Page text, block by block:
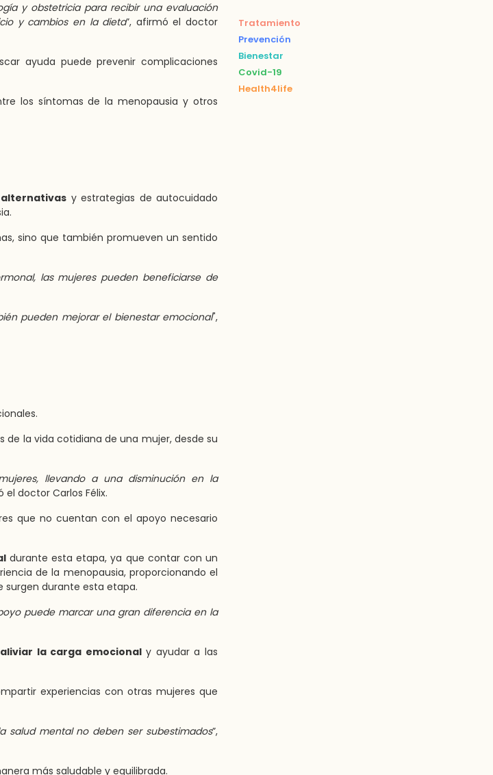
y obstetricia para recibir una evaluación
y cambios en la dieta”, afirmó el doctor
ayuda puede prevenir complicaciones
los síntomas de la menopausia y otros
y estrategias de autocuidado
sino que también promueven un sentido
las mujeres pueden beneficiarse de
pueden mejorar el bienestar emocional",
la vida cotidiana de una mujer, desde su
llevando a una disminución en la
el doctor Carlos Félix.
que no cuentan con el apoyo necesario
durante esta etapa, ya que contar con un
de la menopausia, proporcionando el
surgen durante esta etapa.
puede marcar una gran diferencia en la
aliviar la carga emocionaly ayudar a las
experiencias con otras mujeres que
salud mental no deben ser subestimados”,
más saludable y equilibrada.
Tratamiento
Prevención
Bienestar
Covid-19
Health4life